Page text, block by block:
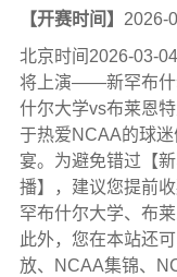
【开赛时间】 2026-
北京时间2026-03-
将上演——新罕布什
什尔大学vs布莱恩
于热爱NCAA的球
宴。为避免错过【
播】，建议您提前
罕布什尔大学、布
此外，您在本站还
放、NCAA集锦、